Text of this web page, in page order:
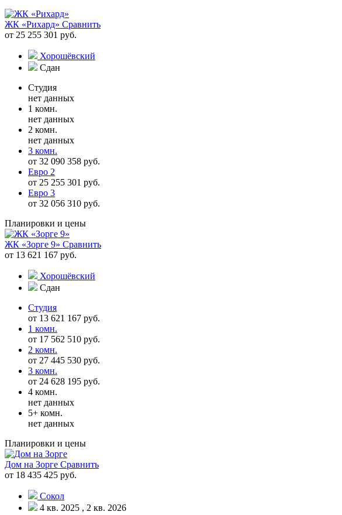
ЖК «Рихард» Сравнить
от 25 255 301 руб.
Хорошёвский
Сдан
Студия
нет данных
1 комн.
нет данных
2 комн.
нет данных
3 комн.
от 32 090 358 руб.
Евро 2
от 25 255 301 руб.
Евро 3
от 32 056 310 руб.
Планировки и цены
ЖК «Зорге 9» Сравнить
от 13 621 167 руб.
Хорошёвский
Сдан
Студия
от 13 621 167 руб.
1 комн.
от 17 562 510 руб.
2 комн.
от 27 445 530 руб.
3 комн.
от 24 628 195 руб.
4 комн.
нет данных
5+ комн.
нет данных
Планировки и цены
Дом на Зорге Сравнить
от 18 435 425 руб.
Сокол
4 кв. 2025 , 2 кв. 2026